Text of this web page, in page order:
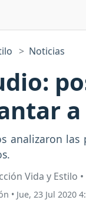
Noticias
analizaron
Vida y Estilo
• Jue, 23 Jul 2020